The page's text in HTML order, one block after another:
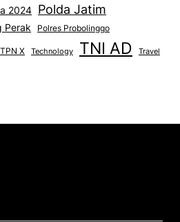
2024 Polda Jatim
Perak Polres Probolinggo
X Technology TNI AD Travel